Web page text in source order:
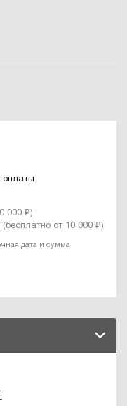
000 ₽)
(бесплатно от 10 000 ₽)
дата и сумма